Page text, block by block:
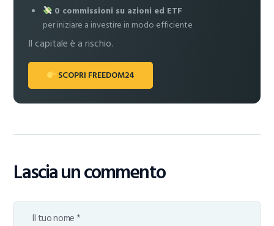
0 commissioni su azioni ed ETF
per iniziare a investire in modo efficiente
Il capitale è a rischio.
SCOPRI FREEDOM24
Lascia un commento